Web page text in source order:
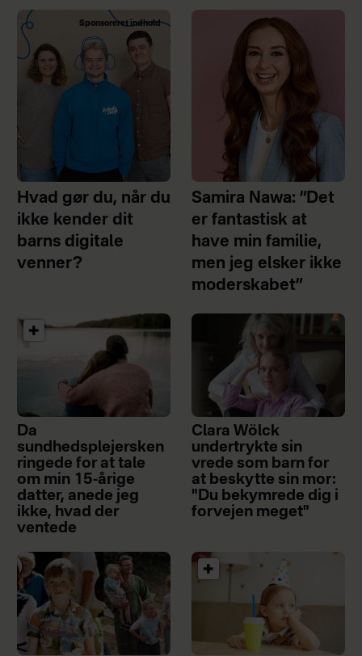
Sponsoreret indhold
Hvad gør du, når du
ikke kender dit
barns digitale
venner?
Samira Nawa: ”Det
er fantastisk at
have min familie,
men jeg elsker ikke
moderskabet”
Da
sundhedsplejersken
ringede for at tale
om min 15-årige
datter, anede jeg
ikke, hvad der
ventede
Clara Wölck
undertrykte sin
vrede som barn for
at beskytte sin mor:
"Du bekymrede dig i
forvejen meget"